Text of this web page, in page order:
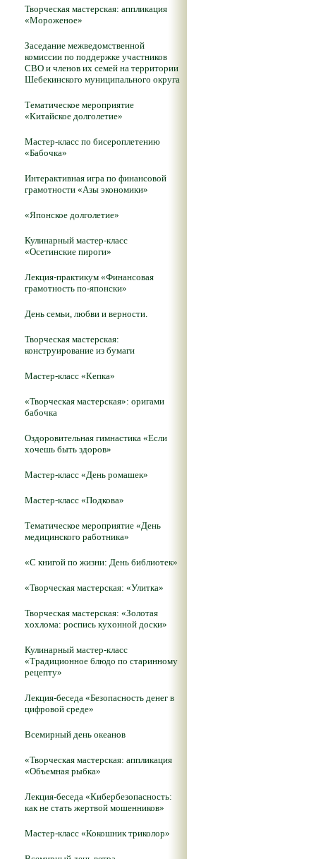
Творческая мастерская: аппликация
«Мороженое»
Заседание межведомственной
комиссии по поддержке участников
СВО и членов их семей на территории
Шебекинского муниципального округа
Тематическое мероприятие
«Китайское долголетие»
Мастер-класс по бисероплетению
«Бабочка»
Интерактивная игра по финансовой
грамотности «Азы экономики»
«Японское долголетие»
Кулинарный мастер-класс
«Осетинские пироги»
Лекция-практикум «Финансовая
грамотность по-японски»
День семьи, любви и верности.
Творческая мастерская:
конструирование из бумаги
Мастер-класс «Кепка»
«Творческая мастерская»: оригами
бабочка
Оздоровительная гимнастика «Если
хочешь быть здоров»
Мастер-класс «День ромашек»
Мастер-класс «Подкова»
Тематическое мероприятие «День
медицинского работника»
«С книгой по жизни: День библиотек»
«Творческая мастерская: «Улитка»
Творческая мастерская: «Золотая
хохлома: роспись кухонной доски»
Кулинарный мастер-класс
«Традиционное блюдо по старинному
рецепту»
Лекция-беседа «Безопасность денег в
цифровой среде»
Всемирный день океанов
«Творческая мастерская: аппликация
«Объемная рыбка»
Лекция-беседа «Кибербезопасность:
как не стать жертвой мошенников»
Мастер-класс «Кокошник триколор»